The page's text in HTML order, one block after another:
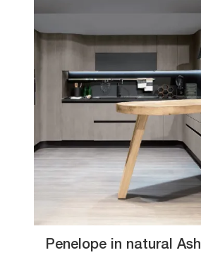
Penelope in natural Ash